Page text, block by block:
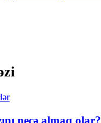
necə almaq olar?